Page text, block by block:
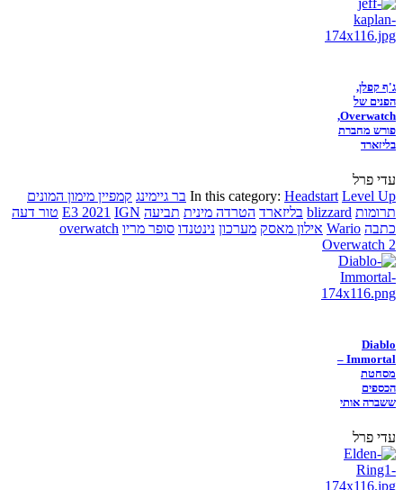
ג'ף קפלן,
הפנים של
Overwatch,
פורש מחברת
בליזארד
עדי פרל
In this category: Headstart Level Up בר גיימינג קמפיין מימון המונים
תרומות blizzard בליזארד הטרדה מינית תביעה E3 2021 IGN
טור דעה
כתבה Wario אילון מאסק מערכון נינטנדו סופר מריו overwatch
Overwatch 2
Diablo
Immortal –
מסחטת
הכספים
ששברה אותי
עדי פרל